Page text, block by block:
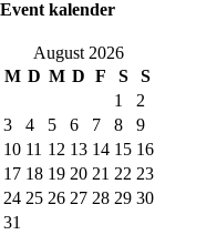
Event kalender
August 2026
M D M D F S
S
1
2
3
4 5 6 7 8
9
10 11 12 13 14 15 16
17 18 19 20 21 22 23
24 25 26 27 28 29 30
31